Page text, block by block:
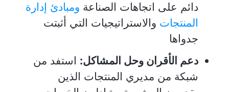
دائم على اتجاهات الصناعة ومبادئ إدارة
المنتجات والاستراتيجيات التي أثبتت
جدواها
دعم الأقران وحل المشاكل: استفد من
شبكة من مديري المنتجات الذين